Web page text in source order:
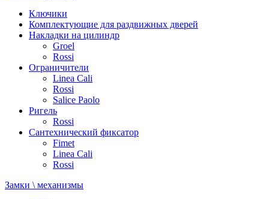
Ключики
Комплектующие для раздвижных дверей
Накладки на цилиндр
Groel
Rossi
Ограничители
Linea Cali
Rossi
Salice Paolo
Ригель
Rossi
Сантехнический фиксатор
Fimet
Linea Cali
Rossi
Замки \ механизмы